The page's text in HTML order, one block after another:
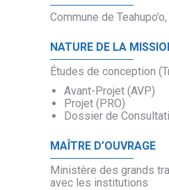
Commune de
NATURE DE LA
Études de conception
Avant-Projet (AVP)
Projet (PRO)
Dossier de
MAÎTRE D’OUVRAGE
Ministère des grands
avec les institutions